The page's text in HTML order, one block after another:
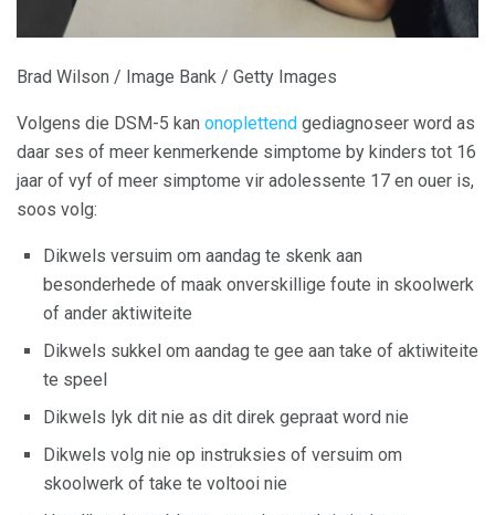
Brad Wilson / Image Bank / Getty Images
Volgens die DSM-5 kan onoplettend gediagnoseer word as
daar ses of meer kenmerkende simptome by kinders tot 16
jaar of vyf of meer simptome vir adolessente 17 en ouer is,
soos volg:
Dikwels versuim om aandag te skenk aan
besonderhede of maak onverskillige foute in skoolwerk
of ander aktiwiteite
Dikwels sukkel om aandag te gee aan take of aktiwiteite
te speel
Dikwels lyk dit nie as dit direk gepraat word nie
Dikwels volg nie op instruksies of versuim om
skoolwerk of take te voltooi nie